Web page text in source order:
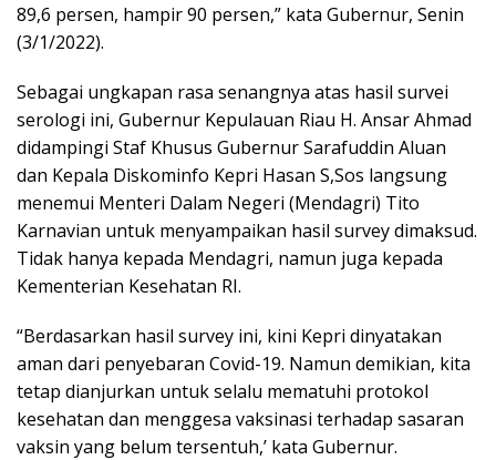
89,6 persen, hampir 90 persen,” kata Gubernur, Senin
(3/1/2022).
Sebagai ungkapan rasa senangnya atas hasil survei
serologi ini, Gubernur Kepulauan Riau H. Ansar Ahmad
didampingi Staf Khusus Gubernur Sarafuddin Aluan
dan Kepala Diskominfo Kepri Hasan S,Sos langsung
menemui Menteri Dalam Negeri (Mendagri) Tito
Karnavian untuk menyampaikan hasil survey dimaksud.
Tidak hanya kepada Mendagri, namun juga kepada
Kementerian Kesehatan RI.
“Berdasarkan hasil survey ini, kini Kepri dinyatakan
aman dari penyebaran Covid-19. Namun demikian, kita
tetap dianjurkan untuk selalu mematuhi protokol
kesehatan dan menggesa vaksinasi terhadap sasaran
vaksin yang belum tersentuh,’ kata Gubernur.